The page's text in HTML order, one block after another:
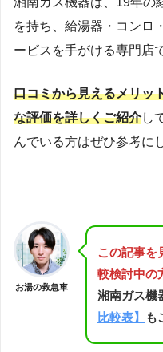
を持ち、給湯器・コンロ
ービスを手がける専門店
口コミから見えるメリッ
な評価を詳しくご紹介し
んでいる方はぜひ参考に
お湯の救急車
この記事を
較検討中の
湘南ガス機
比較表】
も